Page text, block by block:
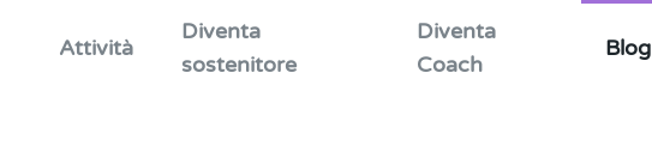
Attività
Diventa
sostenitore
Diventa
Coach
Blog